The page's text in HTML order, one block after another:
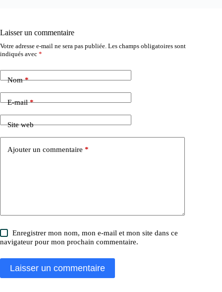
Laisser un commentaire
Votre adresse e-mail ne sera pas publiée. Les champs obligatoires sont
indiqués avec *
Nom*
E-mail*
Site web
Ajouter un commentaire *
Enregistrer mon nom, mon e-mail et mon site dans ce
navigateur pour mon prochain commentaire.
Laisser un commentaire